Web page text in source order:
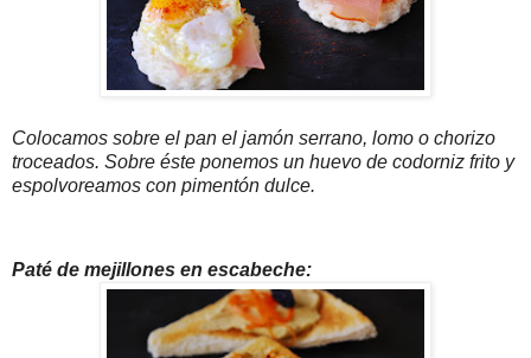
Colocamos sobre el pan el jamón serrano, lomo o chorizo
troceados. Sobre éste ponemos un huevo de codorniz frito y
espolvoreamos con pimentón dulce.
Paté de mejillones en escabeche: